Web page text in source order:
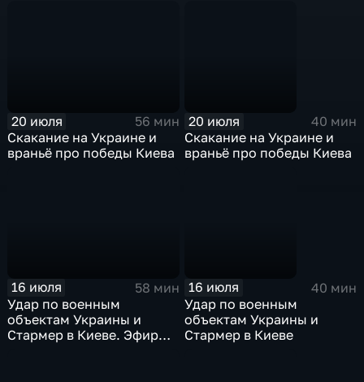
20 июля
56 мин
Скакание на Украине и
враньё про победы Киева
20 июля
40 мин
Скакание на Украине и
враньё про победы Киева
16 июля
58 мин
Удар по военным
объектам Украины и
Стармер в Киеве. Эфир
16 июля
40 мин
Удар по военным
объектам Украины и
Стармер в Киеве